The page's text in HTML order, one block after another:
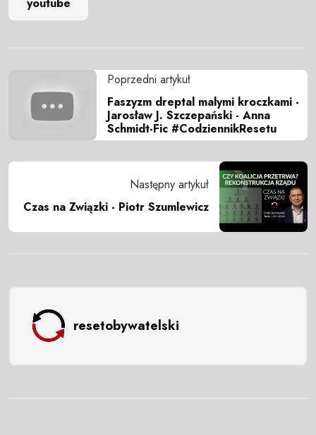
youtube
Poprzedni artykuł
Faszyzm dreptal malymi kroczkami -
Jarosław J. Szczepański - Anna
Schmidt-Fic #CodziennikResetu
Następny artykuł
Czas na Związki - Piotr Szumlewicz
resetobywatelski